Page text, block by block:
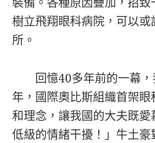
樹立飛翔眼科病院，可以
所。
回憶40多年前的一幕
年，國際奧比斯組織首架
和理念，讓我國的大夫既
低級的情緒干擾！」牛土